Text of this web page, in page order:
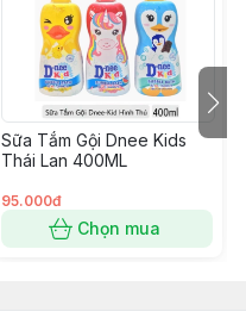
Sữa Tắm Gội Dnee Kids
Thái Lan 400ML
95.000đ
Chọn mua